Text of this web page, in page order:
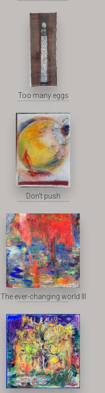
Too many eggs
Don't push
The ever-changing world III